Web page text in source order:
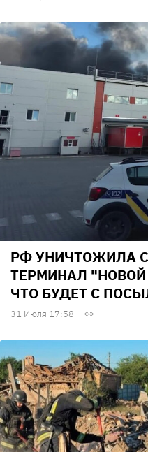
РФ УНИЧТОЖИЛА
ТЕРМИНАЛ
ЧТО БУДЕТ С
31 Июля 17:58